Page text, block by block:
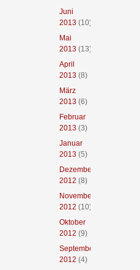
Juni
2013 (10)
Mai
2013 (13)
April
2013 (8)
März
2013 (6)
Februar
2013 (3)
Januar
2013 (5)
Dezember
2012 (8)
November
2012 (10)
Oktober
2012 (9)
September
2012 (4)